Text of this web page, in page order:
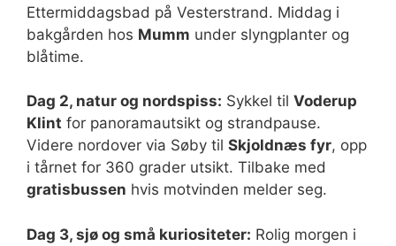
Ettermiddagsbad på Vesterstrand. Middag i
bakgården hos Mumm under slyngplanter og
blåtime.
Dag 2, natur og nordspiss: Sykkel til Voderup
Klint for panoramautsikt og strandpause.
Videre nordover via Søby til Skjoldnæs fyr, opp
i tårnet for 360 grader utsikt. Tilbake med
gratisbussen hvis motvinden melder seg.
Dag 3, sjø og små kuriositeter: Rolig morgen i